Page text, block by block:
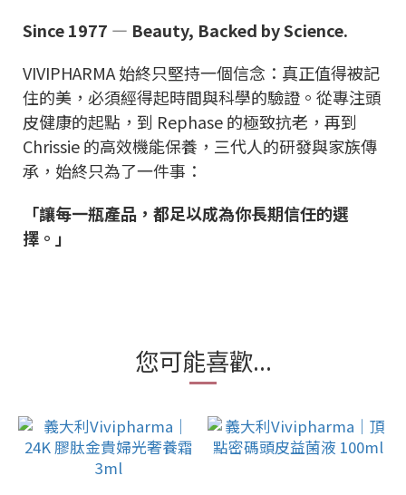
Since 1977 — Beauty, Backed by Science.
VIVIPHARMA 始終只堅持一個信念：真正值得被記
住的美，必須經得起時間與科學的驗證。從專注頭
皮健康的起點，到 Rephase 的極致抗老，再到
Chrissie 的高效機能保養，三代人的研發與家族傳
承，始終只為了一件事：
「讓每一瓶產品，都足以成為你長期信任的選
擇。」
您可能喜歡...